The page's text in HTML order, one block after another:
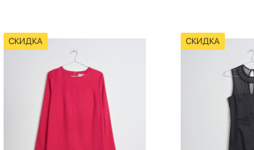
СКИДКА СКИДКА